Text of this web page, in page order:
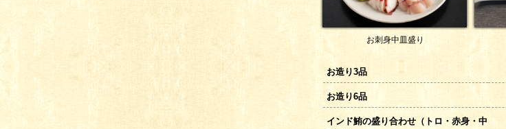
お刺身中皿盛り
お造り3品
お造り6品
インド鮪の盛り合わせ（トロ・赤身・中